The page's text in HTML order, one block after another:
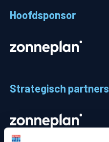
MVO & Regio
Fanshop
Hoofdsponsor
Strategisch partners